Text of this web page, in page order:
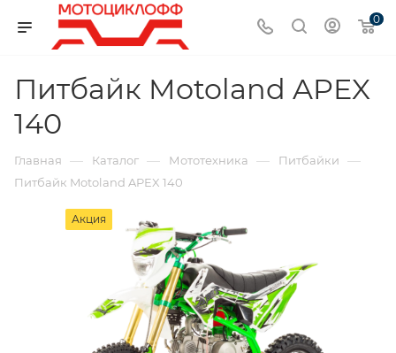
0
Питбайк Motoland APEX
140
Главная — Каталог — Мототехника — Питбайки —
Питбайк Motoland APEX 140
Акция